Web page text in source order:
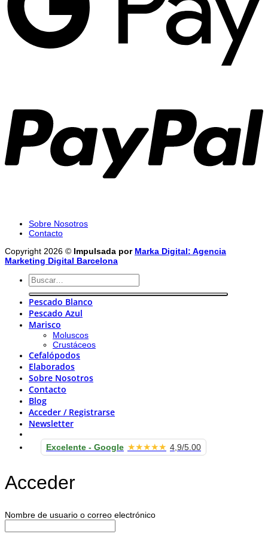
Sobre Nosotros
Contacto
Copyright 2026 © Impulsada por Marka Digital: Agencia
Marketing Digital Barcelona
Buscar
por:
Pescado Blanco
Pescado Azul
Marisco
Moluscos
Crustáceos
Cefalópodos
Elaborados
Sobre Nosotros
Contacto
Blog
Acceder / Registrarse
Newsletter
Excelente - Google ★★★★★ 4,9/5.00
Acceder
Nombre de usuario o correo electrónico